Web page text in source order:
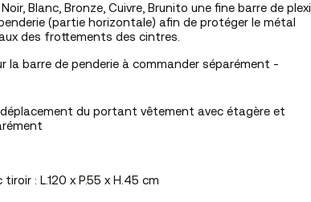
Blanc, Bronze, Cuivre, Brunito une fine barre de plexi
(partie horizontale) afin de protéger le métal
des frottements des cintres.
la barre de penderie à commander séparément -
du portant vêtement avec étagère et
: L.120 x P.55 x H.45 cm